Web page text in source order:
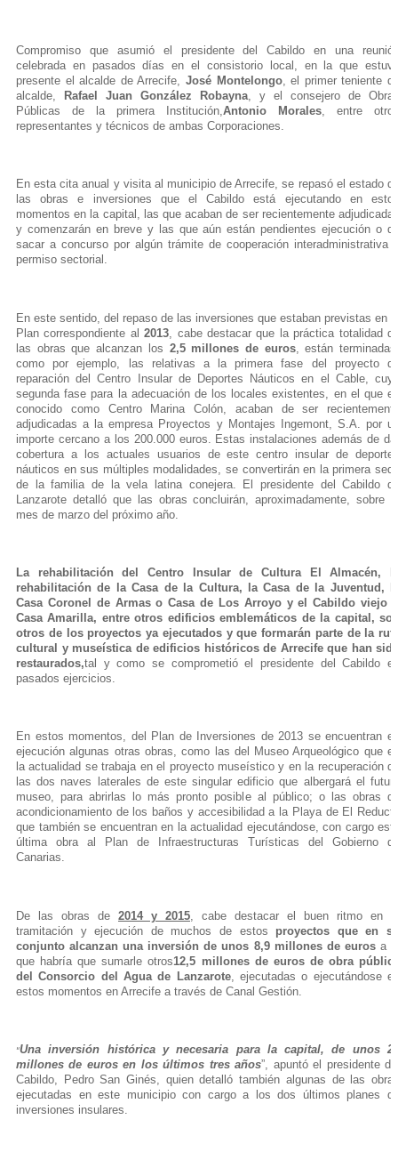
Compromiso que asumió el presidente del Cabildo en una
celebrada en pasados días en el consistorio local, en la que
presente el alcalde de Arrecife, José Montelongo, el primer teniente
alcalde,
Rafael Juan González Robayna , y el consejero de
Públicas de la primera Institución, Antonio Morales , entre
representantes y técnicos de ambas Corporaciones.
En esta cita anual y visita al municipio de Arrecife, se repasó el estado
las obras e inversiones que el Cabildo está ejecutando en
momentos en la capital, las que acaban de ser recientemente
y comenzarán en breve y las que aún están pendientes ejecución o
sacar a concurso por algún trámite de cooperación interadministrativa
permiso sectorial.
En este sentido, del repaso de las inversiones que estaban previstas en
Plan correspondiente al2013 , cabe destacar que la práctica totalidad
las obras que alcanzan los 2,5 millones de euros, están
como por ejemplo, las relativas a la primera fase del proyecto
reparación del Centro Insular de Deportes Náuticos en el Cable,
segunda fase para la adecuación de los locales existentes, en el que
conocido como Centro Marina Colón, acaban de ser
adjudicadas a la empresa Proyectos y Montajes Ingemont, S.A. por
importe cercano a los 200.000 euros. Estas instalaciones además de
cobertura a los actuales usuarios de este centro insular de
náuticos en sus múltiples modalidades, se convertirán en la primera
de la familia de la vela latina conejera. El presidente del Cabildo
Lanzarote detalló que las obras concluirán, aproximadamente, sobre
mes de marzo del próximo año.
La rehabilitación del Centro Insular de Cultura El Almacén,
rehabilitación de la Casa de la Cultura, la Casa de la Juventud,
Casa Coronel de Armas o Casa de Los Arroyo y el Cabildo viejo
Casa Amarilla, entre otros edificios emblemáticos de la capital,
otros de los proyectos ya ejecutados y que formarán parte de la
cultural y museística de edificios históricos de Arrecife que han
restaurados,tal y como se comprometió el presidente del Cabildo
pasados ejercicios.
En estos momentos, del Plan de Inversiones de 2013 se encuentran
ejecución algunas otras obras, como las del Museo Arqueológico que
la actualidad se trabaja en el proyecto museístico y en la recuperación
las dos naves laterales de este singular edificio que albergará el
museo, para abrirlas lo más pronto posible al público; o las obras
acondicionamiento de los baños y accesibilidad a la Playa de El
que también se encuentran en la actualidad ejecutándose, con cargo
última obra al Plan de Infraestructuras Turísticas del Gobierno
Canarias.
De las obras de 2014 y 2015 , cabe destacar el buen ritmo en
tramitación y ejecución de muchos de estos proyectos que en
conjunto alcanzan una inversión de unos 8,9 millones de eurosa
que habría que sumarle otros12,5 millones de euros de obra
del Consorcio del Agua de Lanzarote, ejecutadas o ejecutándose
estos momentos en Arrecife a través de Canal Gestión.
“Una inversión histórica y necesaria para la capital, de unos
millones de euros en los últimos tres años”, apuntó el presidente
Cabildo, Pedro San Ginés, quien detalló también algunas de las
ejecutadas en este municipio con cargo a los dos últimos planes
inversiones insulares.